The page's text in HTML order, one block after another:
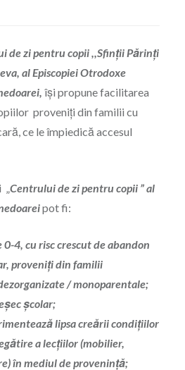
de zi pentru copii ,,Sfinții Părinți
al Episcopiei Otrodoxe
își propune facilitarea
proveniți din familii cu
ce le împiedică accesul
„Centrului de zi pentru copii ” al
pot fi:
0-4, cu risc crescut de abandon
proveniţi din familii
/ monoparentale;
şcolar;
lipsa creării condiţiilor
a lecţiilor (mobilier,
în mediul de proveninţă;